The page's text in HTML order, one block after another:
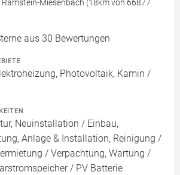
Miesenbach (18km von 66877
aus 30 Bewertungen
Photovoltaik, Kamin /
Neuinstallation / Einbau,
Anlage & Installation, Reinigung /
/ Verpachtung, Wartung /
/ PV Batterie